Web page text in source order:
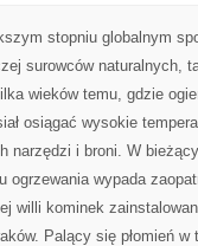
stopniu globalnym
surowców naturalnych,
wieków temu, gdzie
osiągać wysokie
narzędzi i broni. W
ogrzewania wypada
willi kominek
Palący się płomień w